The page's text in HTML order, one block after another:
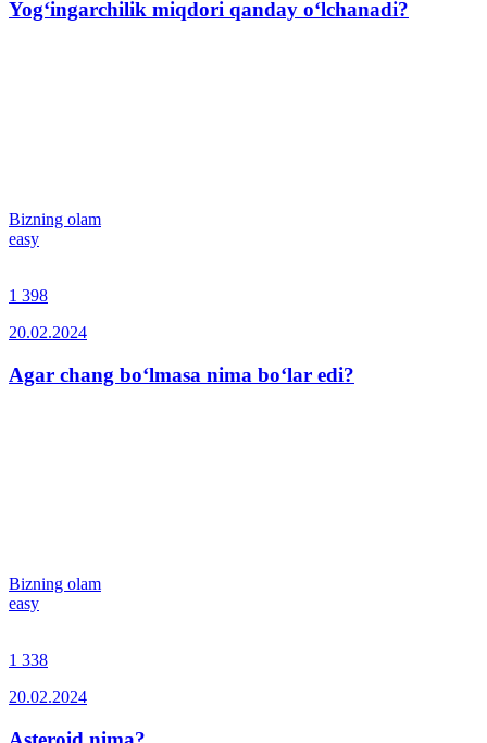
Yog‘ingarchilik miqdori qanday o‘lchanadi?
Bizning olam
easy
1 398
20.02.2024
Agar chang bo‘lmasa nima bo‘lar edi?
Bizning olam
easy
1 338
20.02.2024